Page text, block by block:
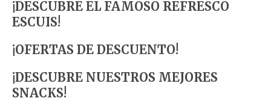
¡DESCUBRE EL FAMOSO REFRESCO
ESCUIS!
¡OFERTAS DE DESCUENTO!
¡DESCUBRE NUESTROS MEJORES
SNACKS!